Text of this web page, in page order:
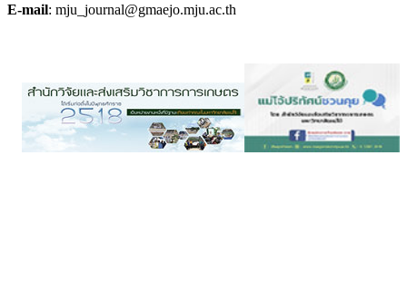
E-mail: mju_journal@gmaejo.mju.ac.th